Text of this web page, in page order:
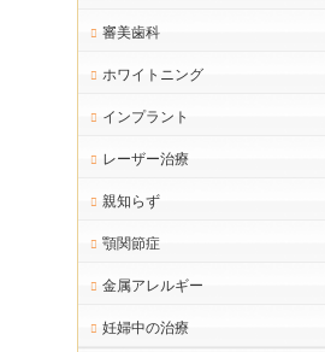
審美歯科
ホワイトニング
インプラント
レーザー治療
親知らず
顎関節症
金属アレルギー
妊婦中の治療